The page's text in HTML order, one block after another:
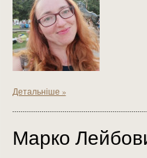
Детальніше »
Марко